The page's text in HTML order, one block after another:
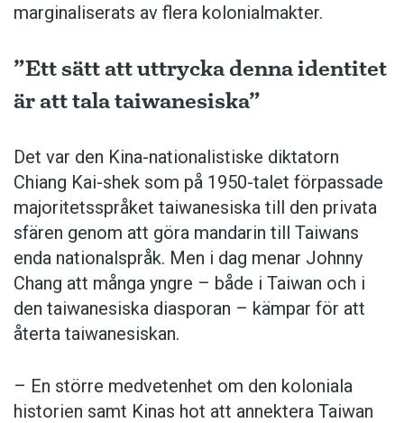
marginaliserats av flera kolonialmakter.
”Ett sätt att uttrycka denna identitet
är att tala taiwanesiska”
Det var den Kina-nationalistiske diktatorn
Chiang Kai-shek som på 1950-talet förpassade
majoritetsspråket taiwanesiska till den privata
sfären genom att göra mandarin till Taiwans
enda nationalspråk. Men i dag ­menar Johnny
Chang att många yngre – både i Taiwan och i
den taiwanesiska diasporan – kämpar för att
återta taiwanesiskan.
– En större medvetenhet om den koloniala
historien samt Kinas hot att annektera Taiwan